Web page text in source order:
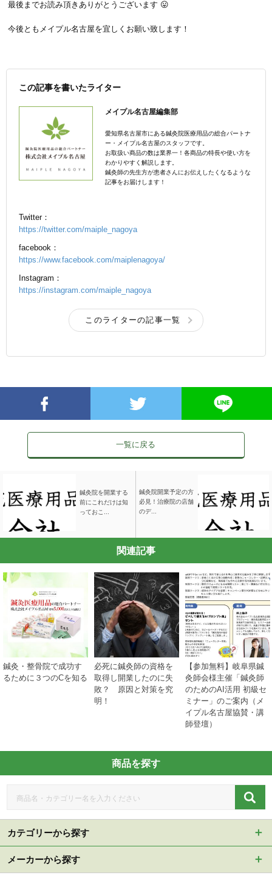
最後までお読み頂きありがとうございます 😛
今後ともメイプル名古屋を宜しくお願い致します！
この記事を書いたライター
メイプル名古屋編集部
愛知県名古屋市にある鍼灸院医療用品の総合パートナ
ー・メイプル名古屋のスタッフです。
お取扱い商品の数は業界一！各商品の特長や使い方を
わかりやすく解説します。
鍼灸師の先生方が患者さんにお伝えしたくなるような
記事をお届けします！
Twitter：
https://twitter.com/maiple_nagoya
facebook：
https://www.facebook.com/maiplenagoya/
Instagram：
https://instagram.com/maiple_nagoya
このライターの記事一覧
一覧に戻る
鍼灸院を開業する
前にこれだけは知
っておこ...
鍼灸院開業予定の方
必見！治療院の店舗
のデ...
関連記事
鍼灸・整骨院で成功す
るために３つのCを知る
必死に鍼灸師の資格を
取得し開業したのに失
敗？ 原因と対策を究
明！
【参加無料】岐阜県鍼
灸師会様主催「鍼灸師
のためのAI活用 初級セ
ミナー」のご案内（メ
イプル名古屋協賛・講
師登壇）
商品を探す
カテゴリーから探す
メーカーから探す